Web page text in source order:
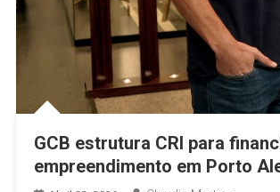
GCB estrutura CRI para
empreendimento em Porto